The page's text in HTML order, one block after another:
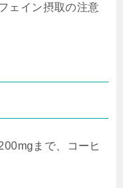
ェイン摂取の注意
まで、コーヒ